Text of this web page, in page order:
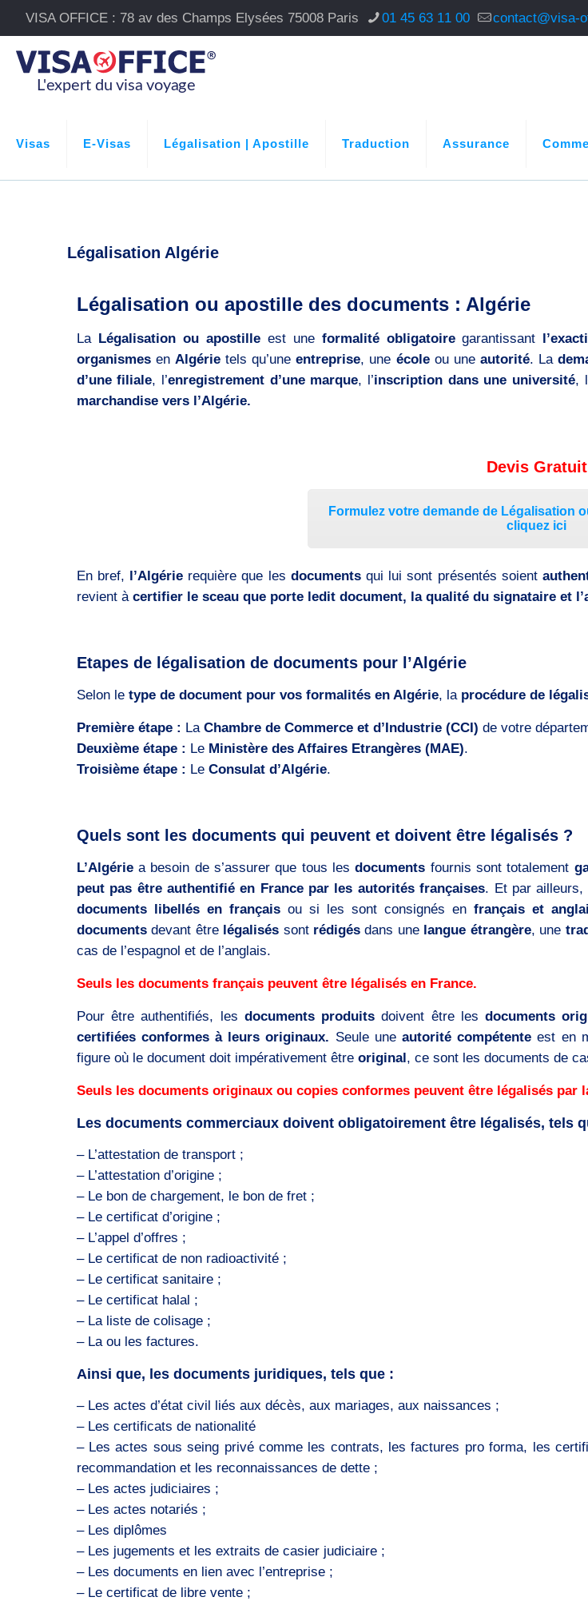
VISA OFFICE : 78 av des Champs Elysées 75008 Paris 01 45 63 11 00 contact@visa-
Visas E-Visas Légalisation | Apostille Traduction Assurance
Légalisation Algérie
Légalisation ou apostille des documents : Algérie
La Légalisation ou apostilleest une formalité obligatoiregarantissant
organismesen Algérietels qu’uneentreprise, une écoleou une autorité. La
d’une filiale, l’enregistrement d’une marque, l’inscription dans une université,
marchandise vers l’Algérie.
Devis Gratuit
Formulez votre demande de Légalisation
cliquez ici
En bref, l’Algérie requière que les documents qui lui sont présentés soient
revient à certifier le sceau que porte ledit document, la qualité du signataire et
Etapes de légalisation de documents pour l’Algérie
Selon le type de document pour vos formalités en Algérie, la procédure de
Première étape : La Chambre de Commerce et d’Industrie (CCI) de votre
Deuxième étape : Le Ministère des Affaires Etrangères (MAE).
Troisième étape : Le Consulat d’Algérie.
Quels sont les documents qui peuvent et doivent être légalisés ?
L’Algériea besoin de s’assurer que tous lesdocuments fournis sont totalement
peut pas être authentifié en France par les autorités françaises. Et par ailleurs,
documents libellés en françaisou si les sont consignés en français et
documentsdevant être légalisés sont rédigés dans une langue étrangère, une
cas de l’espagnol et de l’anglais.
Seuls les documents français peuvent être légalisés en France.
Pour être authentifiés, les documents produits doivent être lesdocuments
certifiées conformes à leurs originaux. Seule une autorité compétente est en
figure où le document doit impérativement être original, ce sont les documents de
Seuls les documents originaux ou copies conformes peuvent être légalisés par
Les documents commerciaux doivent obligatoirement être légalisés, tels
– L’attestation de transport ;
– L’attestation d’origine ;
– Le bon de chargement, le bon de fret ;
– Le certificat d’origine ;
– L’appel d’offres ;
– Le certificat de non radioactivité ;
– Le certificat sanitaire ;
– Le certificat halal ;
– La liste de colisage ;
– La ou les factures.
Ainsi que, les documents juridiques, tels que :
– Les actes d’état civil liés aux décès, aux mariages, aux naissances ;
– Les certificats de nationalité
– Les actes sous seing privé comme les contrats, les factures pro forma, les
recommandation et les reconnaissances de dette ;
– Les actes judiciaires ;
– Les actes notariés ;
– Les diplômes
– Les jugements et les extraits de casier judiciaire ;
– Les documents en lien avec l’entreprise ;
– Le certificat de libre vente ;